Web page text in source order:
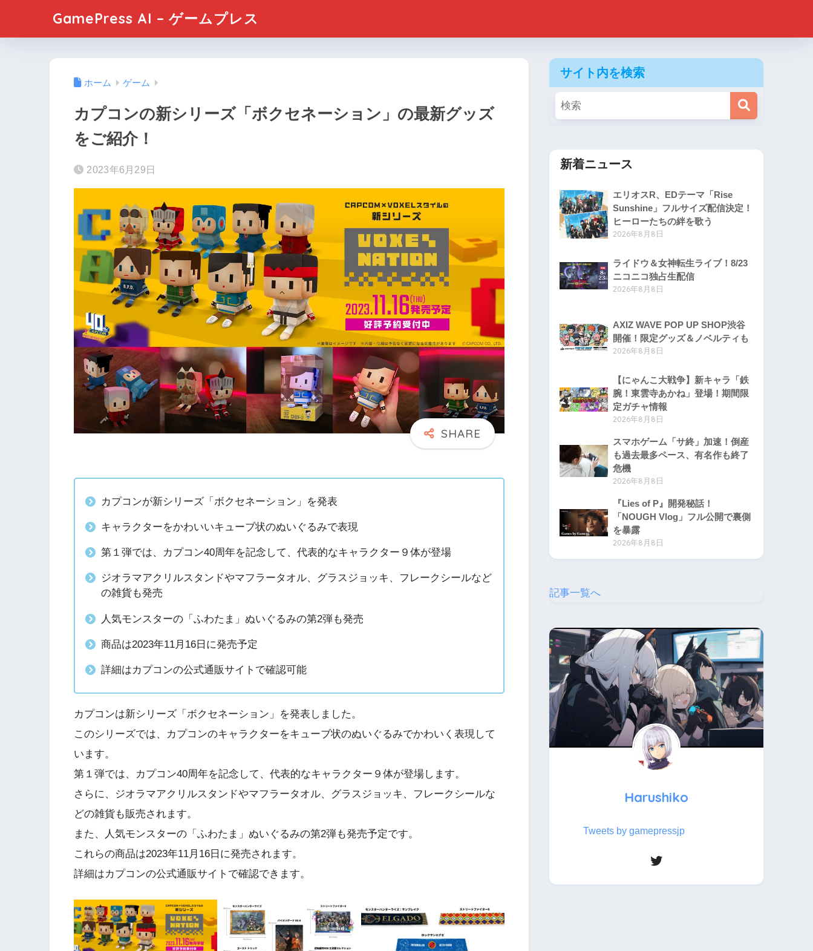
GamePress AI – ゲームプレス
ホーム ゲーム
カプコンの新シリーズ「ボクセネーション」の最新グッズ
をご紹介！
2023年6月29日
カプコンが新シリーズ「ボクセネーション」を発表
キャラクターをかわいいキューブ状のぬいぐるみで表現
第１弾では、カプコン40周年を記念して、代表的なキャラクター９体が登場
ジオラマアクリルスタンドやマフラータオル、グラスジョッキ、フレークシールなど
の雑貨も発売
人気モンスターの「ふわたま」ぬいぐるみの第2弾も発売
商品は2023年11月16日に発売予定
詳細はカプコンの公式通販サイトで確認可能
カプコンは新シリーズ「ボクセネーション」を発表しました。
このシリーズでは、カプコンのキャラクターをキューブ状のぬいぐるみでかわいく表現して
います。
第１弾では、カプコン40周年を記念して、代表的なキャラクター９体が登場します。
さらに、ジオラマアクリルスタンドやマフラータオル、グラスジョッキ、フレークシールな
どの雑貨も販売されます。
また、人気モンスターの「ふわたま」ぬいぐるみの第2弾も発売予定です。
これらの商品は2023年11月16日に発売されます。
詳細はカプコンの公式通販サイトで確認できます。
サイト内を検索
新着ニュース
エリオスR、EDテーマ「Rise
Sunshine」フルサイズ配信決定！
ヒーローたちの絆を歌う
2026年8月8日
ライドウ＆女神転生ライブ！8/23
ニコニコ独占生配信
2026年8月8日
AXIZ WAVE POP UP SHOP渋谷
開催！限定グッズ＆ノベルティも
2026年8月8日
【にゃんこ大戦争】新キャラ「鉄
腕！東雲寺あかね」登場！期間限
定ガチャ情報
2026年8月8日
スマホゲーム「サ終」加速！倒産
も過去最多ペース、有名作も終了
危機
2026年8月8日
『Lies of P』開発秘話！
「NOUGH Vlog」フル公開で裏側
を暴露
2026年8月8日
記事一覧へ
Harushiko
Tweets by gamepressjp